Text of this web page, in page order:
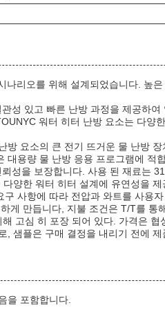
리오를 위해 설계되었습니다. 높
성 있고 빠른 난방 과정을 제공하여
워터 히터 난방 요소는 다양
요소의 큰 전기 뜨거운 물 난방
용량 물 난방 응용 프로그램에 적
성을 보장합니다. 사용 된 재료는
양한 워터 히터 설계에 유연성을 제
사항에 따라 전압과 와트를 사용
게 만듭니다, 지불 조건은 T/T를 통
고심 히 포장 되어 있다. 가격은 협
샘플은 구매 결정을 내리기 전에 제
을 포함합니다.